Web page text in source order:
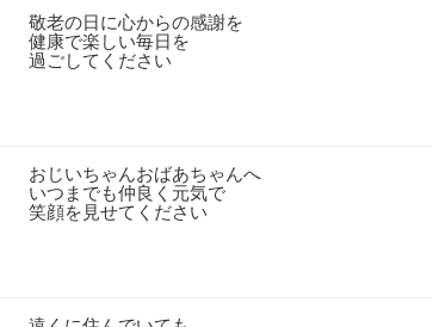
敬老の日に心からの感謝を
健康で楽しい毎日を
過ごしてください
おじいちゃんおばあちゃんへ
いつまでも仲良く元気で
笑顔を見せてください